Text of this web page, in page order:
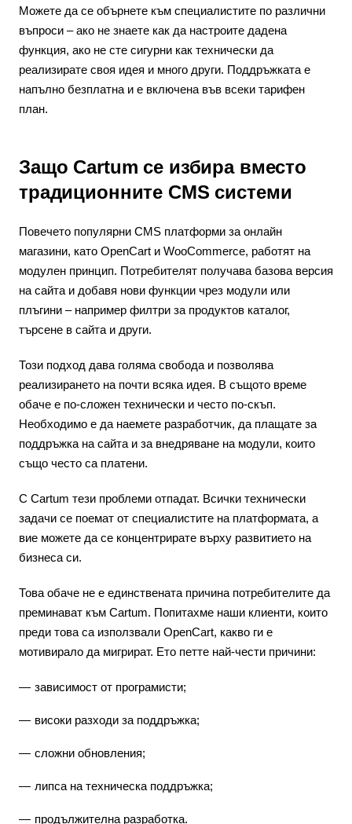
Можете да се обърнете към специалистите по различни
въпроси – ако не знаете как да настроите дадена
функция, ако не сте сигурни как технически да
реализирате своя идея и много други. Поддръжката е
напълно безплатна и е включена във всеки тарифен
план.
Защо Cartum се избира вместо
традиционните CMS системи
Повечето популярни CMS платформи за онлайн
магазини, като OpenCart и WooCommerce, работят на
модулен принцип. Потребителят получава базова версия
на сайта и добавя нови функции чрез модули или
плъгини – например филтри за продуктов каталог,
търсене в сайта и други.
Този подход дава голяма свобода и позволява
реализирането на почти всяка идея. В същото време
обаче е по-сложен технически и често по-скъп.
Необходимо е да наемете разработчик, да плащате за
поддръжка на сайта и за внедряване на модули, които
също често са платени.
С Cartum тези проблеми отпадат. Всички технически
задачи се поемат от специалистите на платформата, а
вие можете да се концентрирате върху развитието на
бизнеса си.
Това обаче не е единствената причина потребителите да
преминават към Cartum. Попитахме наши клиенти, които
преди това са използвали OpenCart, какво ги е
мотивирало да мигрират. Ето петте най-чести причини:
зависимост от програмисти;
високи разходи за поддръжка;
сложни обновления;
липса на техническа поддръжка;
продължителна разработка.